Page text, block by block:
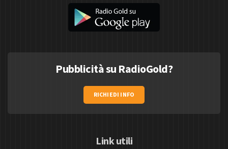
Pubblicità su RadioGold?
RICHIEDI INFO
Link utili